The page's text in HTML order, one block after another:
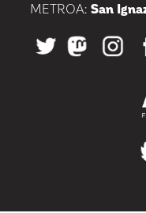
METROA: San